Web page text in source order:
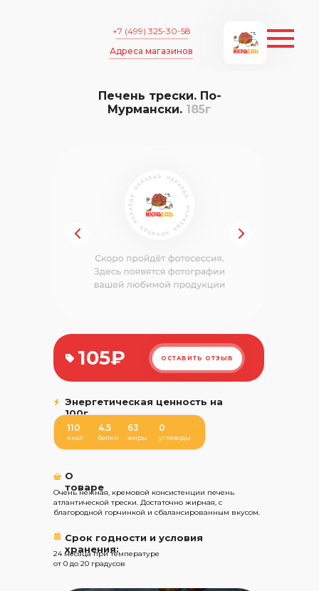
+7 (499) 325-30-58
Адреса магазинов
Печень трески. По-
Мурмански. 185г
Энергетическая ценность на
100г
О
товаре
Срок годности и условия
хранения:
ккал жиры
белки углеводы
110 63
4.5 0
Очень нежная, кремовой консистенции печень
атлантической трески. Достаточно жирная, с
благородной горчинкой и сбалансированным вкусом.
24 месяца при температуре
от 0 до 20 градусов
105₽ ОСТАВИТЬ ОТЗЫВ